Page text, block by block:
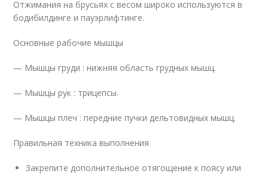
Отжимания на брусьях с весом широко используются в
бодибилдинге и пауэрлифтинге.
Основные рабочие мышцы
— Мышцы груди : нижняя область грудных мышц.
— Мышцы рук : трицепсы.
— Мышцы плеч : передние пучки дельтовидных мышц.
Правильная техника выполнения
Закрепите дополнительное отягощение к поясу или